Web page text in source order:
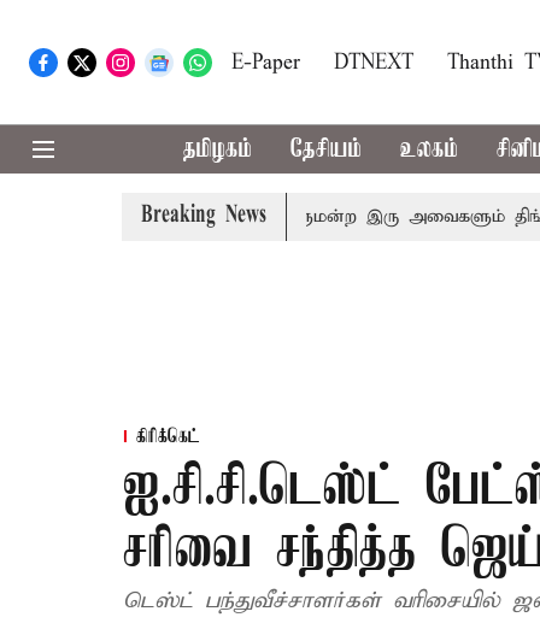
E-Paper DTNEXT Thanthi
தமிழகம் தேசியம் உலகம்
Breaking News
அமளி: நாடாளுமன்ற இரு அவைகளும்
கிரிக்கெட்
ஐ.சி.சி.டெஸ்ட்
சரிவை சந்தித்த
டெஸ்ட் பந்துவீச்சாளர்கள் வரிசையில்